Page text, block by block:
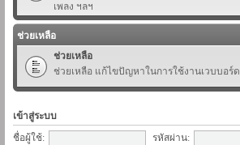
เพลง ฯลฯ
ช่วยเหลือ
ช่วยเหลือ
ช่วยเหลือ แก้ไขปัญหาในการใช้งานเวบบอร์ด
เข้าสู่ระบบ
ชื่อผู้ใช้:
รหัสผ่าน: